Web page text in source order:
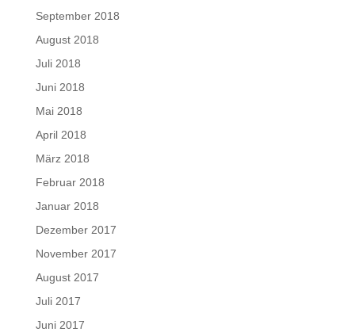
September 2018
August 2018
Juli 2018
Juni 2018
Mai 2018
April 2018
März 2018
Februar 2018
Januar 2018
Dezember 2017
November 2017
August 2017
Juli 2017
Juni 2017